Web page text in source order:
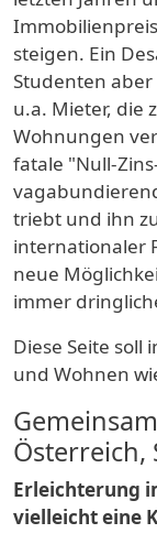
steigen. Ein
Studenten
u.a. Mieter, die
Wohnungen
fatale "Null-
triebt und ihn
internationaler
neue
immer
Diese Seite soll
und Wohnen
Österreich,
Erleichterung
vielleicht eine